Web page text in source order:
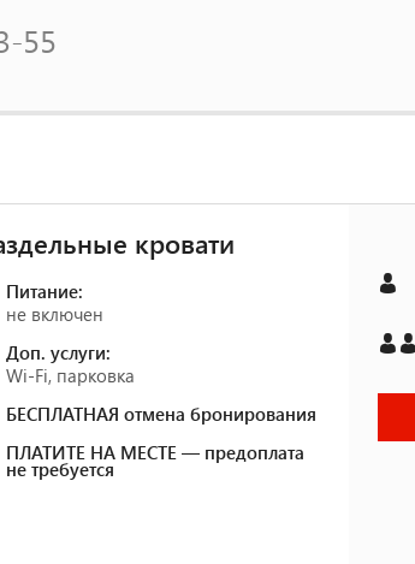
55
кровати
Питание:
не включен
Доп. услуги:
Wi-Fi, парковка
БЕСПЛАТНАЯ отмена бронирования
ПЛАТИТЕ НА МЕСТЕ — предоплата
не требуется